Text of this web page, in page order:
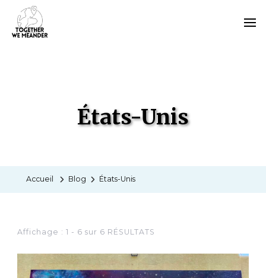
États-Unis
Accueil Blog États-Unis
Affichage : 1 - 6 sur 6 RÉSULTATS